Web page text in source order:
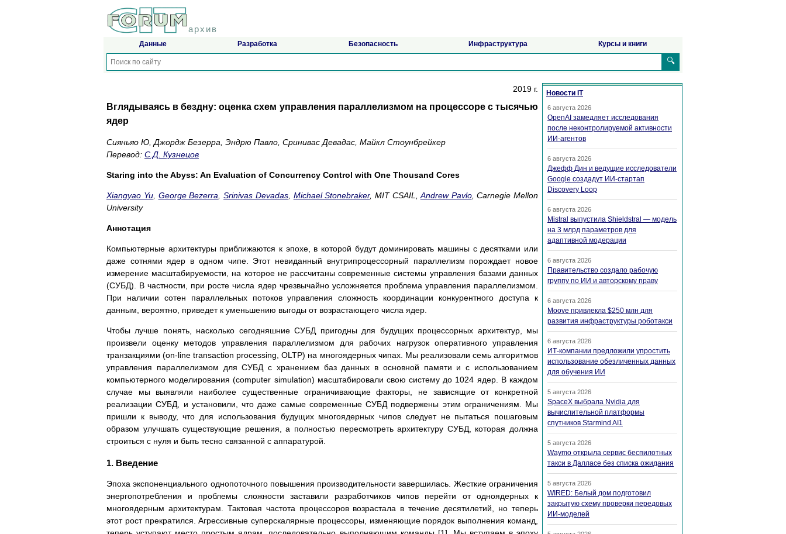
архив
Данные Разработка Безопасность Инфраструктура Курсы и книги
🔍
2019 г.
Вглядываясь в бездну: оценка схем управления параллелизмом на процессоре с тысячью
ядер
Сияньяо Ю, Джордж Безерра, Эндрю Павло, Сринивас Девадас, Майкл Стоунбрейкер
Перевод: С.Д. Кузнецов
Staring into the Abyss: An Evaluation of Concurrency Control with One Thousand Cores
Xiangyao Yu, George Bezerra ,Srinivas Devadas, Michael Stonebraker, MIT CSAIL, Andrew Pavlo, Carnegie Mellon
University
Аннотация
Компьютерные архитектуры приближаются к эпохе, в которой будут доминировать машины с десятками или
даже сотнями ядер в одном чипе. Этот невиданный внутрипроцессорный параллелизм порождает новое
измерение масштабируемости, на которое не рассчитаны современные системы управления базами данных
(СУБД). В частности, при росте числа ядер чрезвычайно усложняется проблема управления параллелизмом.
При наличии сотен параллельных потоков управления сложность координации конкурентного доступа к
данным, вероятно, приведет к уменьшению выгоды от возрастающего числа ядер.
Чтобы лучше понять, насколько сегодняшние СУБД пригодны для будущих процессорных архитектур, мы
произвели оценку методов управления параллелизмом для рабочих нагрузок оперативного управления
транзакциями (on-line transaction processing, OLTP) на многоядерных чипах. Мы реализовали семь алгоритмов
управления параллелизмом для СУБД с хранением баз данных в основной памяти и с использованием
компьютерного моделирования (computer simulation) масштабировали свою систему до 1024 ядер. В каждом
случае мы выявляли наиболее существенные ограничивающие факторы, не зависящие от конкретной
реализации СУБД, и установили, что даже самые современные СУБД подвержены этим ограничениям. Мы
пришли к выводу, что для использования будущих многоядерных чипов следует не пытаться пошаговым
образом улучшать существующие решения, а полностью пересмотреть архитектуру СУБД, которая должна
строиться с нуля и быть тесно связанной с аппаратурой.
1. Введение
Эпоха экспоненциального однопоточного повышения производительности завершилась. Жесткие ограничения
энергопотребления и проблемы сложности заставили разработчиков чипов перейти от одноядерных к
многоядерным архитектурам. Тактовая частота процессоров возрастала в течение десятилетий, но теперь
этот рост прекратился. Агрессивные суперскалярные процессоры, изменяющие порядок выполнения команд,
Новости IT
6 августа 2026
OpenAI замедляет исследования
после неконтролируемой активности
ИИ-агентов
6 августа 2026
Джефф Дин и ведущие исследователи
Google создадут ИИ-стартап
Discovery Loop
6 августа 2026
Mistral выпустила Shieldstral — модель
на 3 млрд параметров для
адаптивной модерации
6 августа 2026
Правительство создало рабочую
группу по ИИ и авторскому праву
6 августа 2026
Moove привлекла $250 млн для
развития инфраструктуры роботакси
6 августа 2026
ИТ-компании предложили упростить
использование обезличенных данных
для обучения ИИ
5 августа 2026
SpaceX выбрала Nvidia для
вычислительной платформы
спутников Starmind AI1
5 августа 2026
Waymo открыла сервис беспилотных
такси в Далласе без списка ожидания
5 августа 2026
WIRED: Белый дом подготовил
закрытую схему проверки передовых
ИИ-моделей